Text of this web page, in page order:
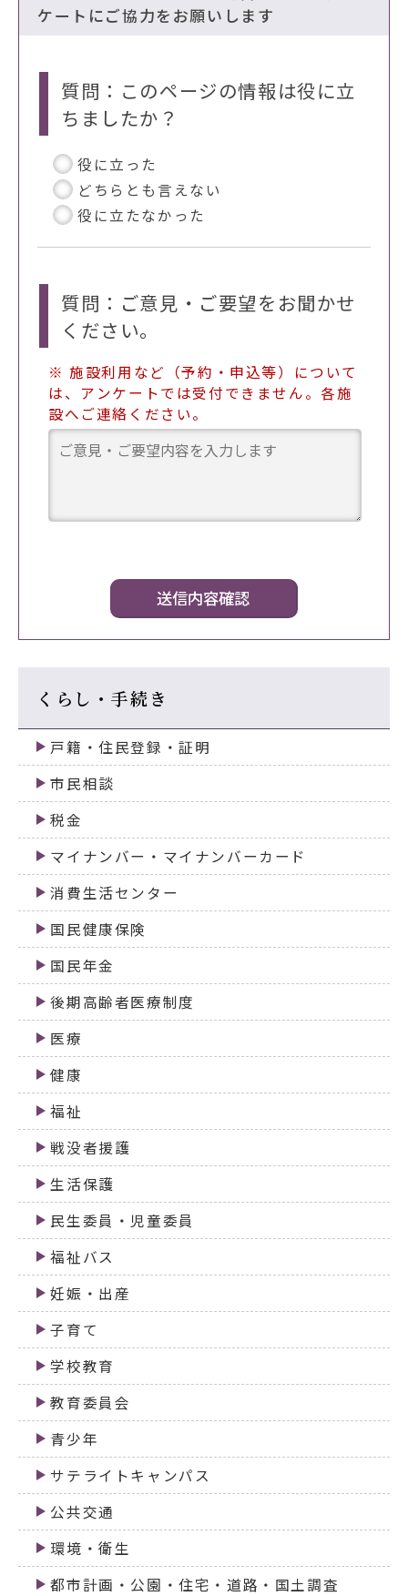
ケートにご協力をお願いします
質問：このページの情報は役に立
ちましたか？
役に立った
どちらとも言えない
役に立たなかった
質問：ご意見・ご要望をお聞かせ
ください。
※ 施設利用など（予約・申込等）について
は、アンケートでは受付できません。各施
設へご連絡ください。
くらし・手続き
戸籍・住民登録・証明
市民相談
税金
マイナンバー・マイナンバーカード
消費生活センター
国民健康保険
国民年金
後期高齢者医療制度
医療
健康
福祉
戦没者援護
生活保護
民生委員・児童委員
福祉バス
妊娠・出産
子育て
学校教育
教育委員会
青少年
サテライトキャンパス
公共交通
環境・衛生
都市計画・公園・住宅・道路・国土調査